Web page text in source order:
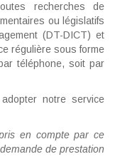
recherches de
ou législatifs
(DT-DICT) et
régulière sous forme
téléphone, soit par
notre service
en compte par ce
de prestation